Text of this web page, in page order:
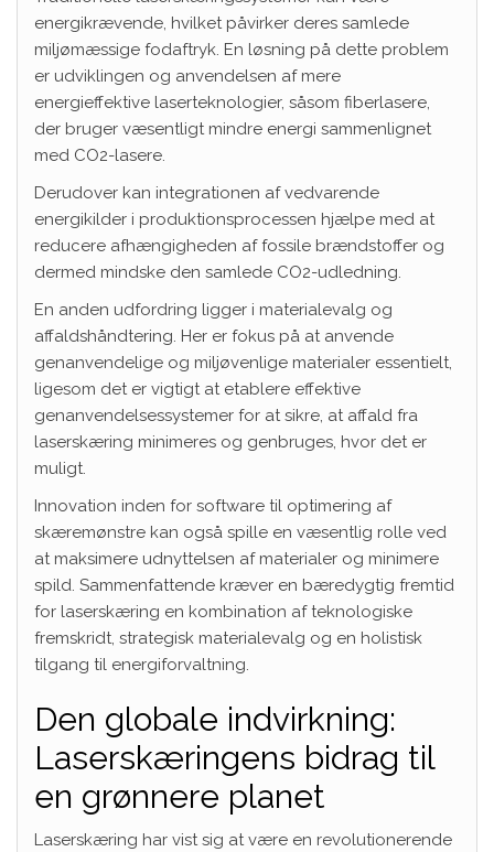
energikrævende, hvilket påvirker deres samlede
miljømæssige fodaftryk. En løsning på dette problem
er udviklingen og anvendelsen af mere
energieffektive laserteknologier, såsom fiberlasere,
der bruger væsentligt mindre energi sammenlignet
med CO2-lasere.
Derudover kan integrationen af vedvarende
energikilder i produktionsprocessen hjælpe med at
reducere afhængigheden af fossile brændstoffer og
dermed mindske den samlede CO2-udledning.
En anden udfordring ligger i materialevalg og
affaldshåndtering. Her er fokus på at anvende
genanvendelige og miljøvenlige materialer essentielt,
ligesom det er vigtigt at etablere effektive
genanvendelsessystemer for at sikre, at affald fra
laserskæring minimeres og genbruges, hvor det er
muligt.
Innovation inden for software til optimering af
skæremønstre kan også spille en væsentlig rolle ved
at maksimere udnyttelsen af materialer og minimere
spild. Sammenfattende kræver en bæredygtig fremtid
for laserskæring en kombination af teknologiske
fremskridt, strategisk materialevalg og en holistisk
tilgang til energiforvaltning.
Den globale indvirkning:
Laserskæringens bidrag til
en grønnere planet
Laserskæring har vist sig at være en revolutionerende